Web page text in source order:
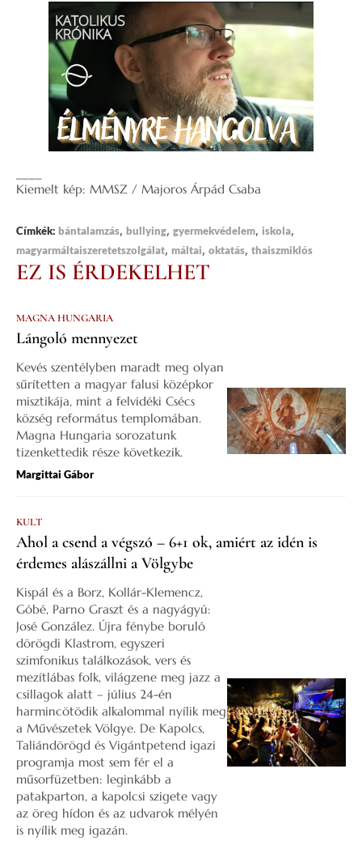
Kiemelt kép: MMSZ / Majoros Árpád Csaba
Címkék: bántalamzás, bullying, gyermekvédelem, iskola,
magyarmáltaiszeretetszolgálat, máltai, oktatás, thaiszmiklós
EZ IS ÉRDEKELHET
MAGNA HUNGARIA
Lángoló mennyezet
Kevés szentélyben maradt meg olyan
sűrítetten a magyar falusi középkor
misztikája, mint a felvidéki Csécs
község református templomában.
Magna Hungaria sorozatunk
tizenkettedik része következik.
Margittai Gábor
KULT
Ahol a csend a végszó – 6+1 ok, amiért az idén is
érdemes alászállni a Völgybe
Kispál és a Borz, Kollár-Klemencz,
Góbé, Parno Graszt és a nagyágyú:
José González. Újra fénybe boruló
dörögdi Klastrom, egyszeri
szimfonikus találkozások, vers és
mezítlábas folk, világzene meg jazz a
csillagok alatt – július 24-én
harmincötödik alkalommal nyílik meg
a Művészetek Völgye. De Kapolcs,
Taliándörögd és Vigántpetend igazi
programja most sem fér el a
műsorfüzetben: leginkább a
patakparton, a kapolcsi szigete vagy
az öreg hídon és az udvarok mélyén
is nyílik meg igazán.